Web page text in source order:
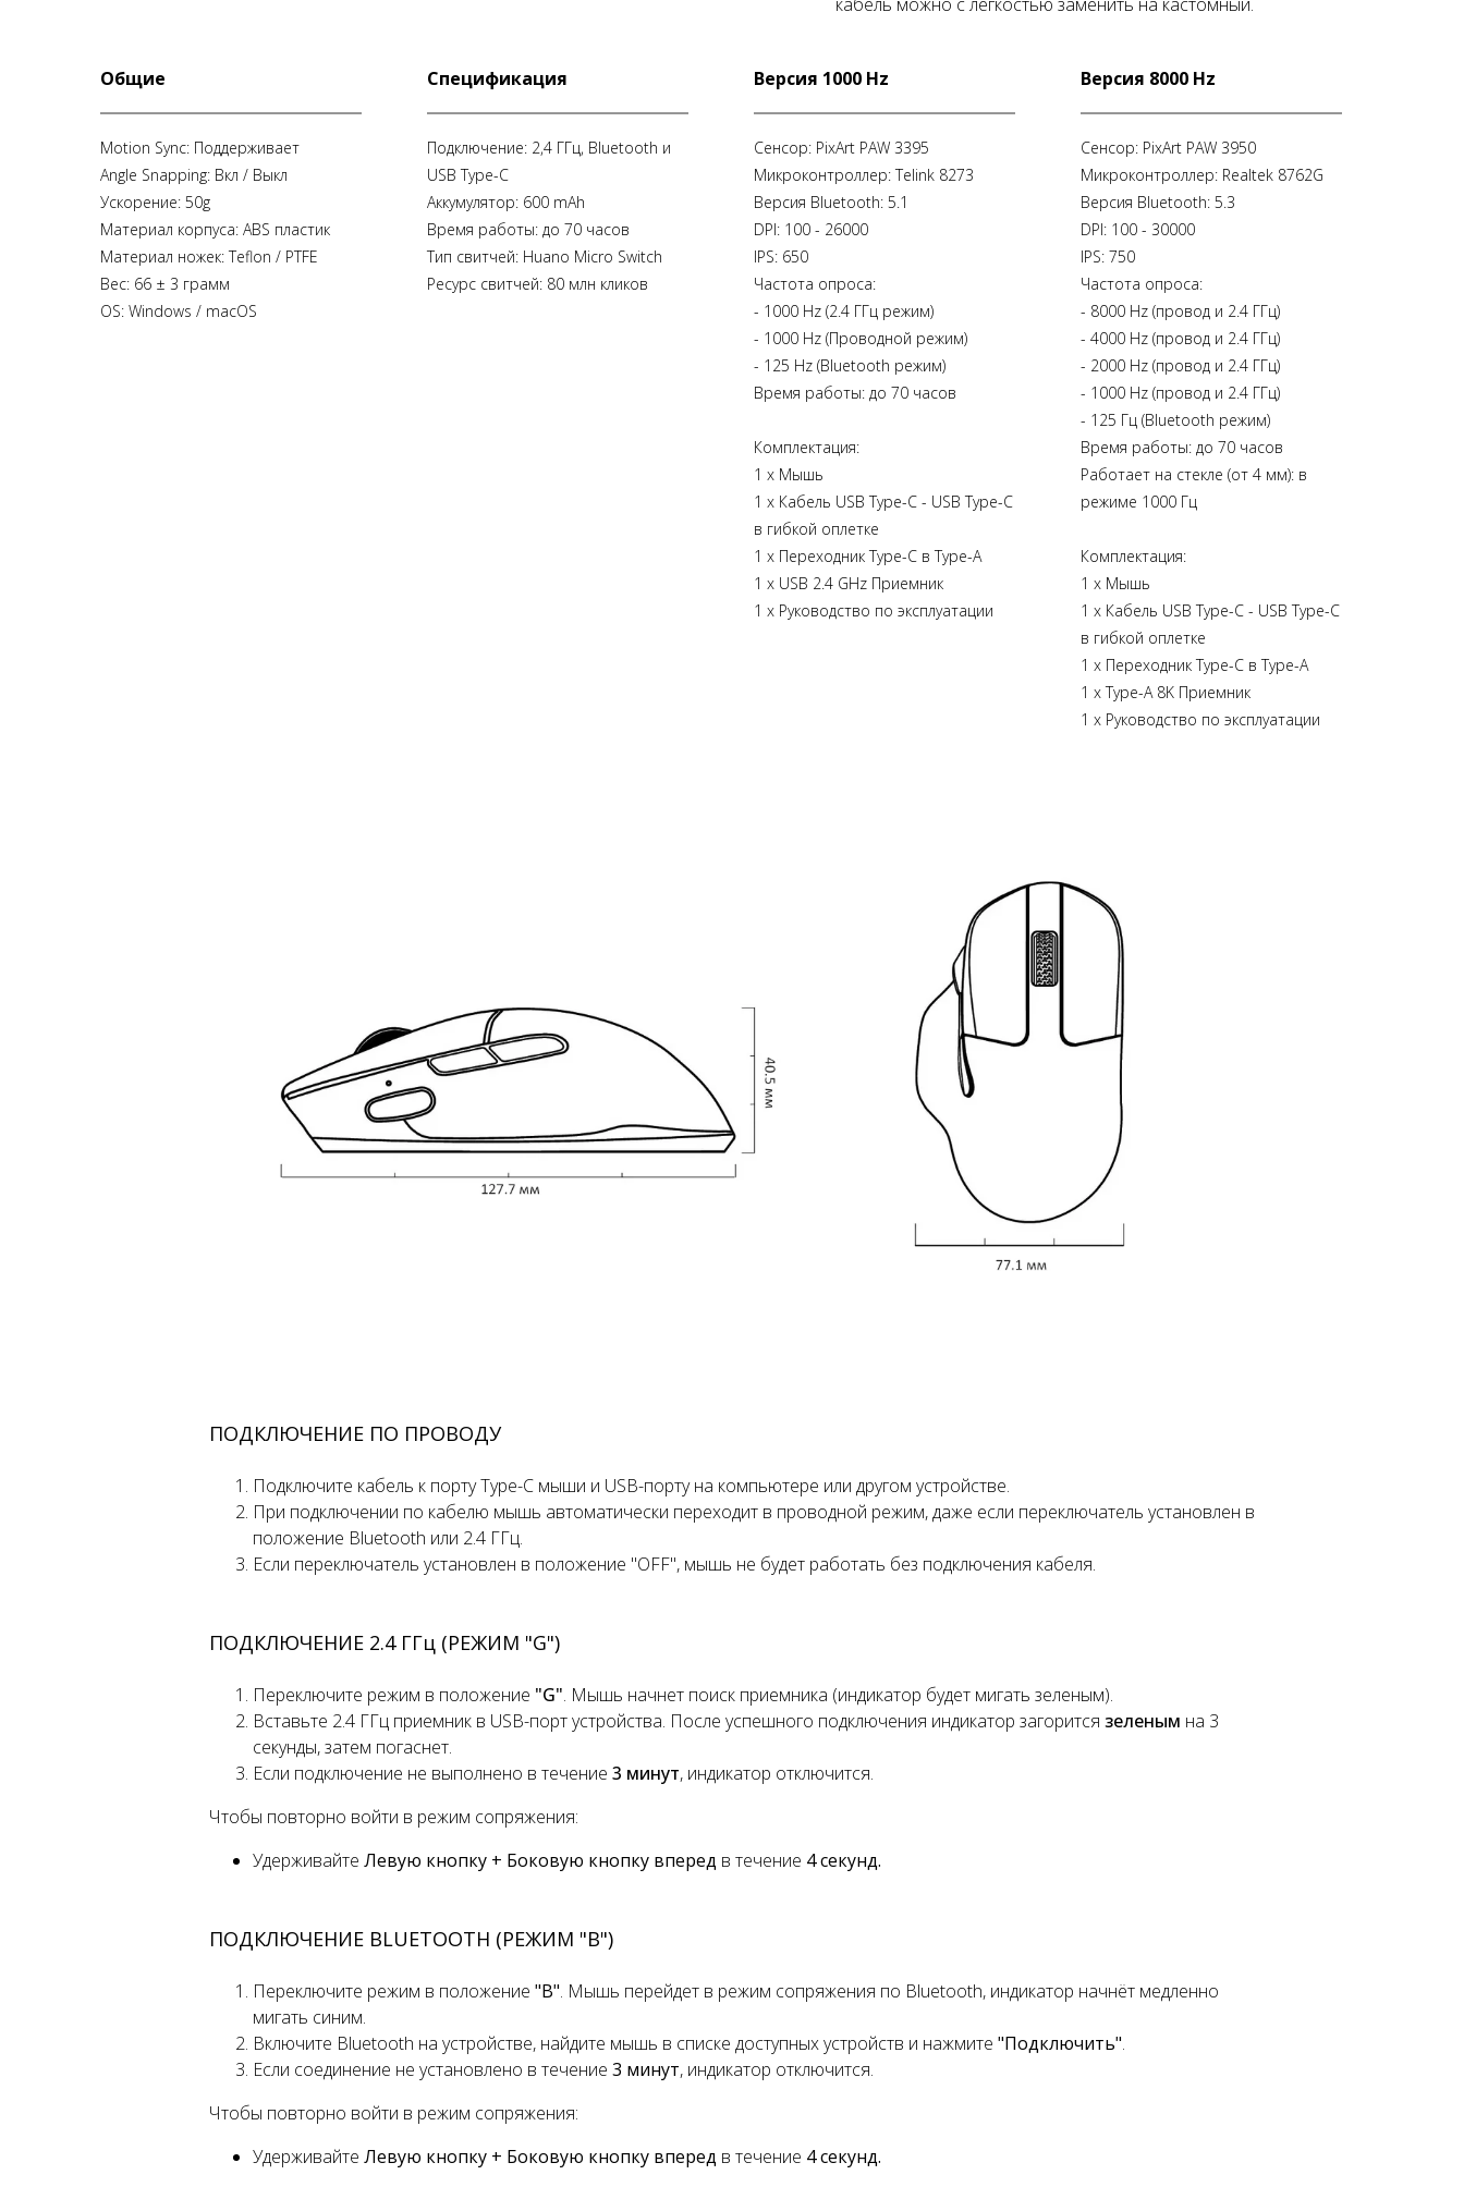
Общие
Motion Sync: Поддерживает
Angle Snapping: Вкл / Выкл
Ускорение: 50g
Материал корпуса: ABS пластик
Материал ножек: Teflon / PTFE
Вес: 66 ± 3 грамм
OS: Windows / macOS
Спецификация
Подключение: 2,4 ГГц, Bluetooth и
USB Type-C
Аккумулятор: 600 mAh
Время работы: до 70 часов
Тип свитчей: Huano Micro Switch
Ресурс свитчей: 80 млн кликов
Версия 1000 Hz
Сенсор: PixArt PAW 3395
Микроконтроллер: Telink 8273
Версия Bluetooth: 5.1
DPI: 100 - 26000
IPS: 650
Частота опроса:
- 1000 Hz (2.4 ГГц режим)
- 1000 Hz (Проводной режим)
- 125 Hz (Bluetooth режим)
Время работы: до 70 часов
Комплектация:
1 х Мышь
1 х Кабель USB Type-C - USB Type-C
в гибкой оплетке
1 х Переходник Type-C в Type-A
1 х USB 2.4 GHz Приемник
1 х Руководство по эксплуатации
Версия 8000 Hz
Сенсор: PixArt PAW 3950
Микроконтроллер: Realtek 8762G
Версия Bluetooth: 5.3
DPI: 100 - 30000
IPS: 750
Частота опроса:
- 8000 Hz (провод и 2.4 ГГц)
- 4000 Hz (провод и 2.4 ГГц)
- 2000 Hz (провод и 2.4 ГГц)
- 1000 Hz (провод и 2.4 ГГц)
- 125 Гц (Bluetooth режим)
Время работы: до 70 часов
Работает на стекле (от 4 мм): в
режиме 1000 Гц
Комплектация:
1 х Мышь
1 х Кабель USB Type-C - USB Type-C
в гибкой оплетке
1 х Переходник Type-C в Type-A
1 х Type-A 8K Приемник
1 х Руководство по эксплуатации
ПОДКЛЮЧЕНИЕ ПО ПРОВОДУ
Подключите кабель к порту Type-C мыши и USB-порту на компьютере или другом устройстве.
При подключении по кабелю мышь автоматически переходит в проводной режим, даже если переключатель установлен в
положение Bluetooth или 2.4 ГГц.
Если переключатель установлен в положение "OFF", мышь не будет работать без подключения кабеля.
ПОДКЛЮЧЕНИЕ 2.4 ГГц (РЕЖИМ "G")
Переключите режим в положение "G". Мышь начнет поиск приемника (индикатор будет мигать зеленым).
Вставьте 2.4 ГГц приемник в USB-порт устройства. После успешного подключения индикатор загорится зеленым на 3
секунды, затем погаснет.
Если подключение не выполнено в течение 3 минут, индикатор отключится.
Чтобы повторно войти в режим сопряжения:
Удерживайте Левую кнопку + Боковую кнопку вперед в течение 4 секунд.
ПОДКЛЮЧЕНИЕ BLUETOOTH (РЕЖИМ "B")
Переключите режим в положение "B". Мышь перейдет в режим сопряжения по Bluetooth, индикатор начнёт медленно
мигать синим.
Включите Bluetooth на устройстве, найдите мышь в списке доступных устройств и нажмите "Подключить".
Если соединение не установлено в течение 3 минут, индикатор отключится.
Чтобы повторно войти в режим сопряжения:
Удерживайте Левую кнопку + Боковую кнопку вперед в течение 4 секунд.